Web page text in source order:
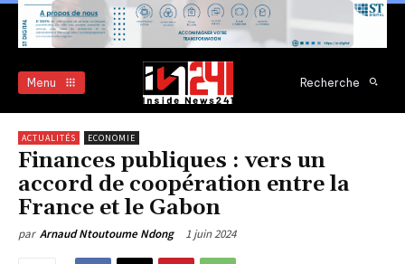
Menu Recherche
ACTUALITÉS ECONOMIE
Finances publiques : vers un
accord de coopération entre la
France et le Gabon
par Arnaud Ntoutoume Ndong 1 juin 2024